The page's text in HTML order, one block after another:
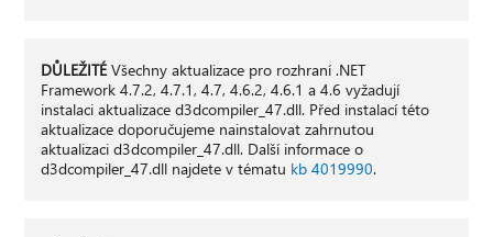
DŮLEŽITÉVšechny aktualizace pro rozhraní .NET
Framework 4.7.2, 4.7.1, 4.7, 4.6.2, 4.6.1 a 4.6 vyžadují
instalaci aktualizace d3dcompiler_47.dll. Před instalací této
aktualizace doporučujeme nainstalovat zahrnutou
aktualizaci d3dcompiler_47.dll. Další informace o
d3dcompiler_47.dll najdete v tématu kb 4019990.